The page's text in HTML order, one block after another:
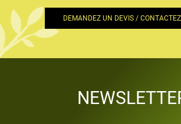
DEMANDEZ UN DEVIS /